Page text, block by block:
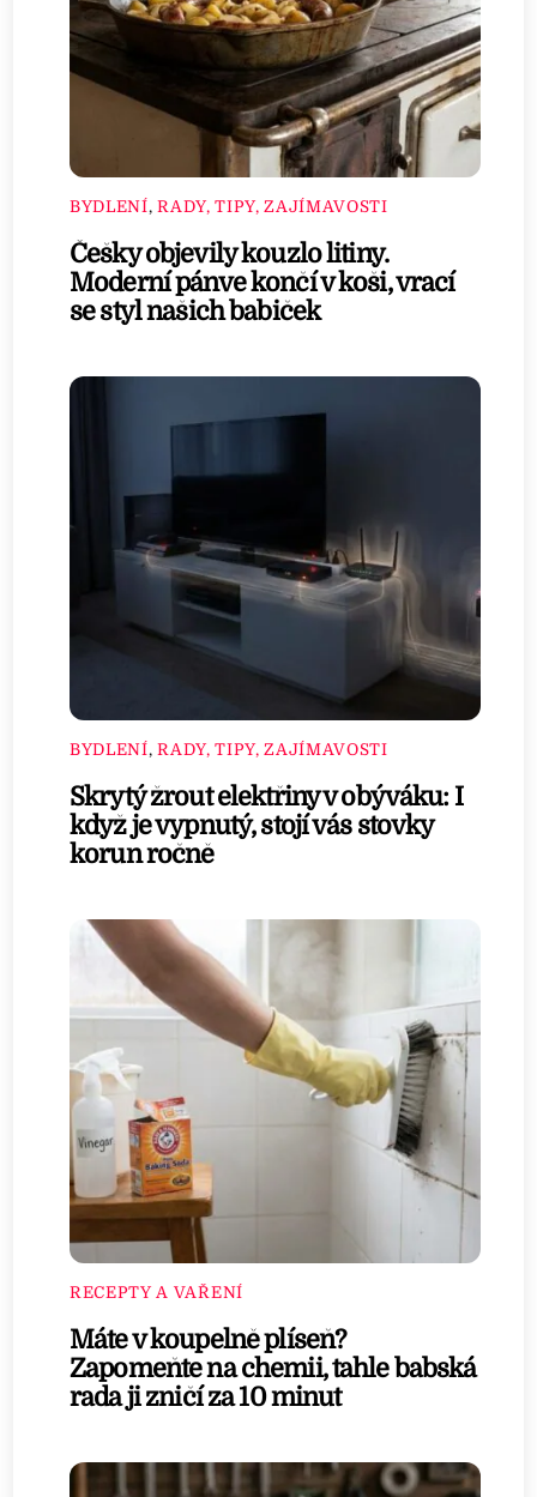
BYDLENÍ,RADY, TIPY, ZAJÍMAVOSTI
Češky objevily kouzlo litiny.
Moderní pánve končí v koši, vrací
se styl našich babiček
BYDLENÍ,RADY, TIPY, ZAJÍMAVOSTI
Skrytý žrout elektřiny v obýváku: I
když je vypnutý, stojí vás stovky
korun ročně
RECEPTY A VAŘENÍ
Máte v koupelně plíseň?
Zapomeňte na chemii, tahle babská
rada ji zničí za 10 minut